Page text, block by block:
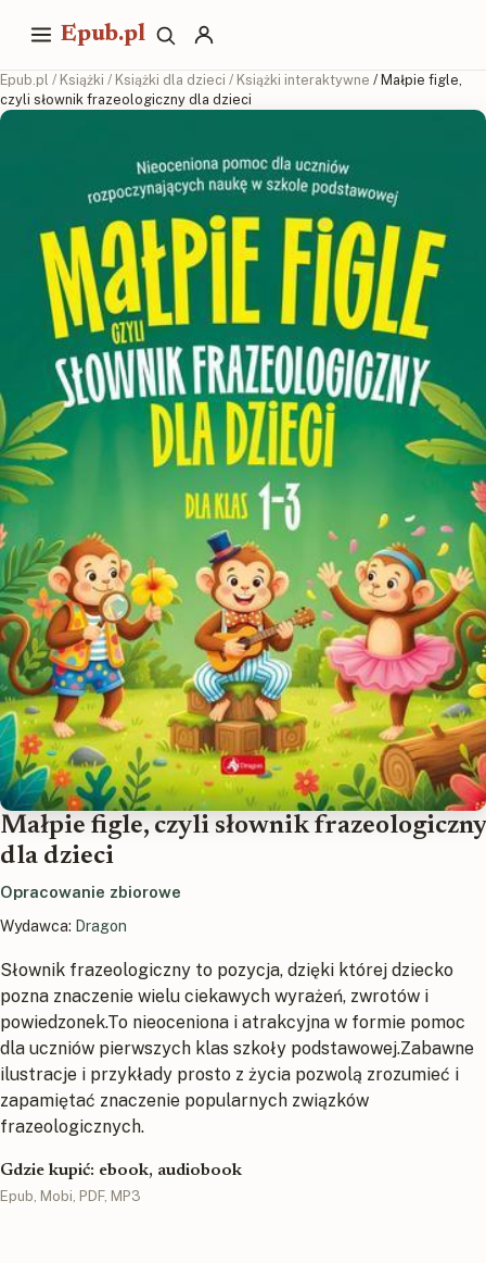
Epub.pl
Epub.pl / Książki / Książki dla dzieci / Książki interaktywne / Małpie figle,
czyli słownik frazeologiczny dla dzieci
Małpie figle, czyli słownik frazeologiczny
dla dzieci
Opracowanie zbiorowe
Wydawca: Dragon
Słownik frazeologiczny to pozycja, dzięki której dziecko
pozna znaczenie wielu ciekawych wyrażeń, zwrotów i
powiedzonek.To nieoceniona i atrakcyjna w formie pomoc
dla uczniów pierwszych klas szkoły podstawowej.Zabawne
ilustracje i przykłady prosto z życia pozwolą zrozumieć i
zapamiętać znaczenie popularnych związków
frazeologicznych.
Gdzie kupić: ebook, audiobook
Epub, Mobi, PDF, MP3